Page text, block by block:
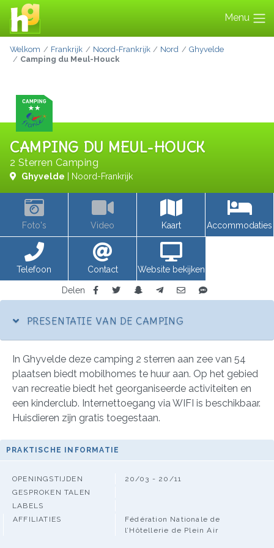
Menu
Welkom Frankrijk Noord-Frankrijk Nord
Ghyvelde
Camping du Meul-Houck
CAMPING DU MEUL-HOUCK
2 Sterren Camping
Ghyvelde | Noord-Frankrijk
Foto's Video Kaart Accommodaties
Telefoon Contact Website bekijken
Delen
PRESENTATIE VAN DE CAMPING
In Ghyvelde deze camping 2 sterren aan zee van 54
plaatsen biedt mobilhomes te huur aan. Op het gebied
van recreatie biedt het georganiseerde activiteiten en
een kinderclub. Internettoegang via WIFI is beschikbaar.
Huisdieren zijn gratis toegestaan.
PRAKTISCHE INFORMATIE
OPENINGSTIJDEN
20/03 - 20/11
GESPROKEN TALEN
LABELS
AFFILIATIES
Fédération Nationale de
l’Hôtellerie de Plein Air